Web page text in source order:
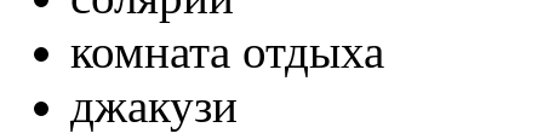
комната отдыха
джакузи